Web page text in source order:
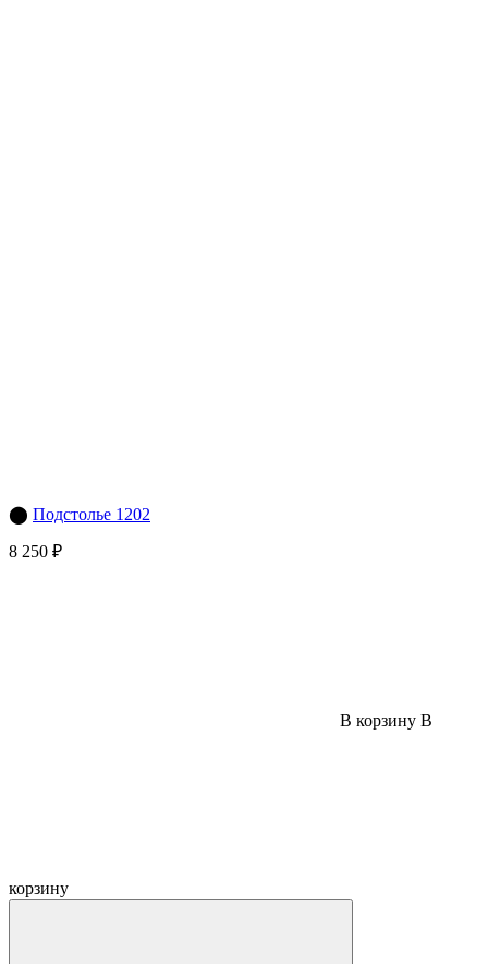
⬤ Подстолье 1202
8 250 ₽
В корзину В
корзину